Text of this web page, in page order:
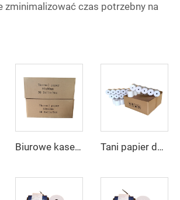
zminimalizować czas potrzebny na
Biurowe kasety do rejestratora fiskalnego z termobumagą, wielkie rolki, szybka dostawa, niestandardowy logo, 80 mm, rolka papieru, bezpłatna próbka, termobumaga do kas Tani papier do kasy fiskalnej 80*60 mm wysokiej jakości, druk fabryczny, wyraźny i odpowiedni do różnych zastosowań